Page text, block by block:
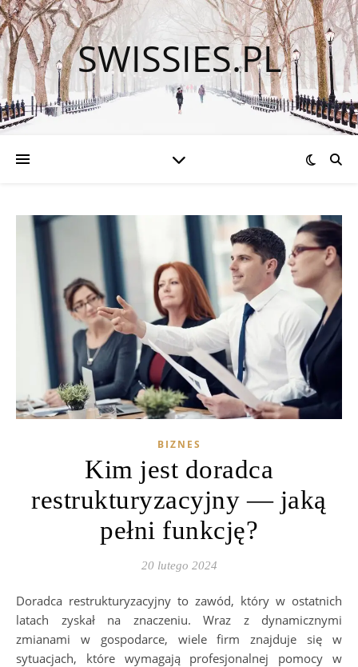
SWISSIES.PL
BIZNES
Kim jest doradca
restrukturyzacyjny — jaką
pełni funkcję?
20 lutego 2024
Doradca restrukturyzacyjny to zawód, który w ostatnich
latach zyskał na znaczeniu. Wraz z dynamicznymi
zmianami w gospodarce, wiele firm znajduje się w
sytuacjach, które wymagają profesjonalnej pomocy w